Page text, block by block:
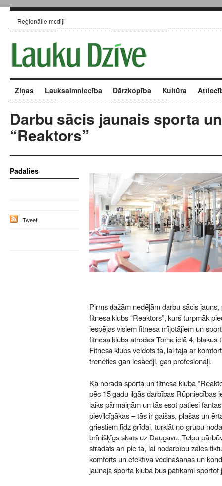
Reģionālie mediji
Ziņas Lauksaimniecība Dārzkopība Kultūra
Darbu sācis jaunais sporta
“Reaktors”
Pirms dažām nedēļām darbu sācis
fitnesa klubs “Reaktors”, kurš turpmāk
iespējas visiem fitnesa mīļotājiem un
fitnesa klubs atrodas Toma ielā 4, blakus
Fitnesa klubs veidots tā, lai tajā ar
trenēties gan iesācēji, gan profesionāļi.
Kā norāda sporta un fitnesa kluba
pēc 15 gadu ilgās darbības Rūpniecības
laiks pārmaiņām un tās esot patiesi
pievilcīgākas – tās ir gaišas, plašas un
griestiem līdz grīdai, turklāt no grupu
brīnišķīgs skats uz Daugavu. Telpu
strādāts arī pie tā, lai nodarbību zālēs
komforts un efektīva vēdināšanas un
jaunajā sporta klubā būs patīkami sportot
Padalies
Tweet